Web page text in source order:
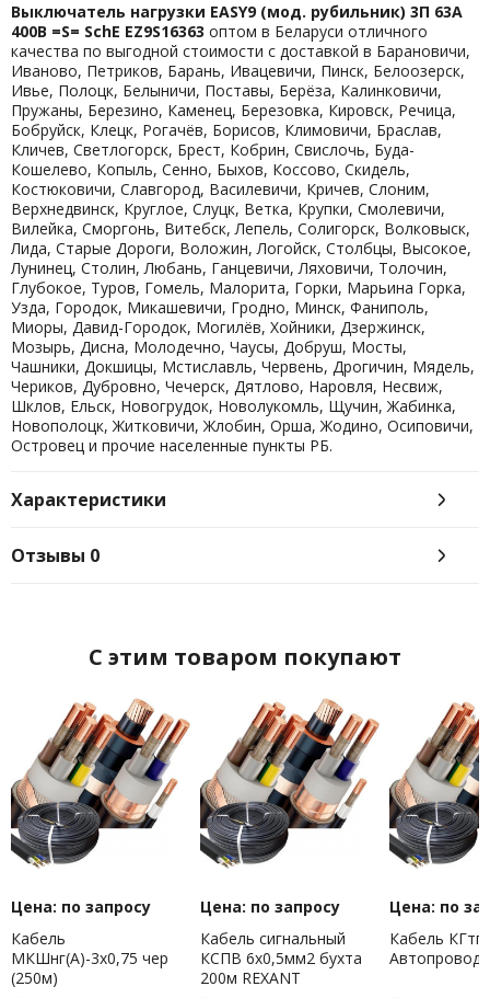
Выключатель нагрузки EASY9 (мод. рубильник) 3П 63А
400В =S= SchE EZ9S16363 оптом в Беларуси отличного
качества по выгодной стоимости с доставкой в Барановичи,
Иваново, Петриков, Барань, Ивацевичи, Пинск, Белоозерск,
Ивье, Полоцк, Белыничи, Поставы, Берёза, Калинковичи,
Пружаны, Березино, Каменец, Березовка, Кировск, Речица,
Бобруйск, Клецк, Рогачёв, Борисов, Климовичи, Браслав,
Кличев, Светлогорск, Брест, Кобрин, Свислочь, Буда-
Кошелево, Копыль, Сенно, Быхов, Коссово, Скидель,
Костюковичи, Славгород, Василевичи, Кричев, Слоним,
Верхнедвинск, Круглое, Слуцк, Ветка, Крупки, Смолевичи,
Вилейка, Сморгонь, Витебск, Лепель, Солигорск, Волковыск,
Лида, Старые Дороги, Воложин, Логойск, Столбцы, Высокое,
Лунинец, Столин, Любань, Ганцевичи, Ляховичи, Толочин,
Глубокое, Туров, Гомель, Малорита, Горки, Марьина Горка,
Узда, Городок, Микашевичи, Гродно, Минск, Фаниполь,
Миоры, Давид-Городок, Могилёв, Хойники, Дзержинск,
Мозырь, Дисна, Молодечно, Чаусы, Добруш, Мосты,
Чашники, Докшицы, Мстиславль, Червень, Дрогичин, Мядель,
Чериков, Дубровно, Чечерск, Дятлово, Наровля, Несвиж,
Шклов, Ельск, Новогрудок, Новолукомль, Щучин, Жабинка,
Новополоцк, Житковичи, Жлобин, Орша, Жодино, Осиповичи,
Островец и прочие населенные пункты РБ.
Характеристики
Отзывы 0
C этим товаром покупают
Цена: по запросу
Кабель
МКШнг(А)-3х0,75 чер
(250м)
Цена: по запросу
Кабель сигнальный
КCПB 6х0,5мм2 бухта
200м REXANT
Цена: по
Кабель КГтп
Автопровод